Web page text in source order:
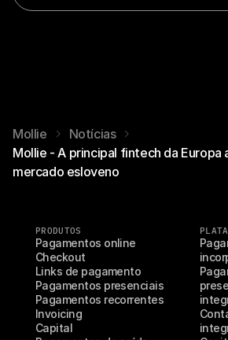
Mollie
Notícias
Mollie - A principal fintech da Europa
mercado esloveno
PRODUTOS
Pagamentos online
Checkout
Links de pagamento
Pagamentos presenciais
Pagamentos recorrentes
Invoicing
Capital